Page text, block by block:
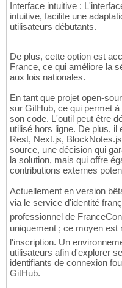
Interface intuitive :
intuitive, facilite une
utilisateurs débutants.
De plus, cette option est
France, ce qui améliore la
aux lois nationales.
En tant que projet open-
sur GitHub, ce qui permet
son code. L'outil peut être
utilisé hors ligne. De plus, il
Rest, Next.js,
source, une décision qui
la solution, mais qui offre
contributions externes
Actuellement en version
via le service d'identité
professionnel de
uniquement ; ce moyen est
l'inscription. Un
utilisateurs afin d'explorer
identifiants de connexion
GitHub.